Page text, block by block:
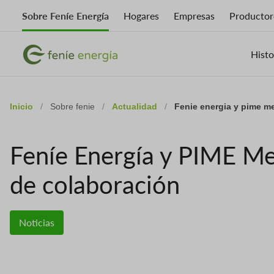
content
Sobre Feníe Energía Hogares Empresas
ImagenImagen
Inicio / Sobre fenie / Actualidad / Fenie energia y pime
Feníe Energía y PIME
de colaboración
Noticias